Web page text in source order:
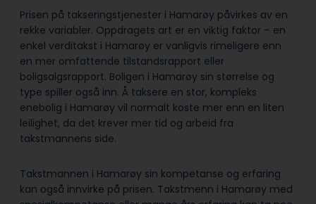
Prisen på takseringstjenester i Hamarøy påvirkes av en
rekke variabler. Oppdragets art er en viktig faktor – en
enkel verditakst i Hamarøy er vanligvis rimeligere enn
en mer omfattende tilstandsrapport eller
boligsalgsrapport. Boligen i Hamarøy sin størrelse og
type spiller også inn. Å taksere en stor, kompleks
enebolig i Hamarøy vil normalt koste mer enn en liten
leilighet, da det krever mer tid og arbeid fra
takstmannens side.
Takstmannen i Hamarøy sin kompetanse og erfaring
kan også innvirke på prisen. Takstmenn i Hamarøy med